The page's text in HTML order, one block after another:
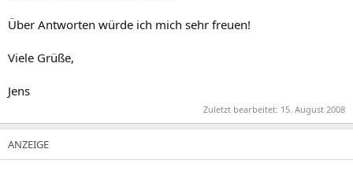
Über Antworten würde ich mich sehr freuen!
Viele Grüße,
Jens
Zuletzt bearbeitet: 15. August 2008